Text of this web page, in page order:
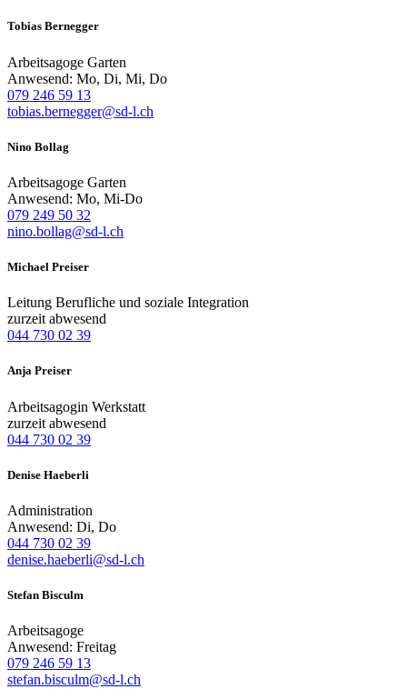
Tobias Bernegger
Arbeitsagoge Garten
Anwesend: Mo, Di, Mi, Do
079 246 59 13
tobias.bernegger@sd-l.ch
Nino Bollag
Arbeitsagoge Garten
Anwesend: Mo, Mi-Do
079 249 50 32
nino.bollag@sd-l.ch
Michael Preiser
Leitung Berufliche und soziale Integration
zurzeit abwesend
044 730 02 39
Anja Preiser
Arbeitsagogin Werkstatt
zurzeit abwesend
044 730 02 39
Denise Haeberli
Administration
Anwesend: Di, Do
044 730 02 39
denise.haeberli@sd-l.ch
Stefan Bisculm
Arbeitsagoge
Anwesend: Freitag
079 246 59 13
stefan.bisculm@sd-l.ch